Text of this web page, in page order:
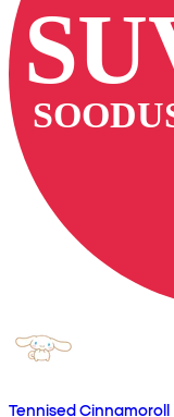
Tennised Cinnamoroll